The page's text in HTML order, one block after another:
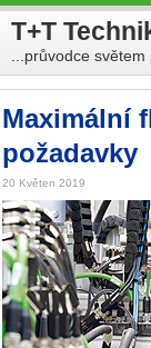
T+T
...průvodce
Maximální
požadavky
20 Květen 2019